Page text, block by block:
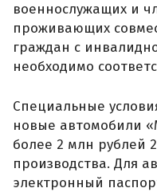
военнослужащих и
проживающих
граждан с
необходимо
Специальные
новые автомобили
более 2 млн рублей
производства. Для
электронный